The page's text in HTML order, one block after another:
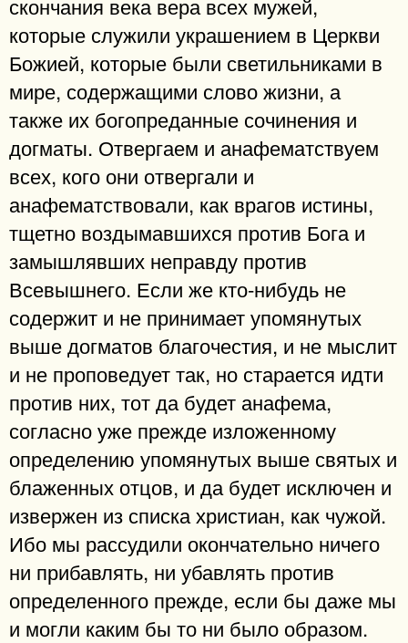
которые служили украшением в Церкви
Божией, которые были светильниками в
мире, содержащими слово жизни, а
также их богопреданные сочинения и
догматы. Отвергаем и анафематствуем
всех, кого они отвергали и
анафематствовали, как врагов истины,
тщетно воздымавшихся против Бога и
замышлявших неправду против
Всевышнего. Если же кто-нибудь не
содержит и не принимает упомянутых
выше догматов благочестия, и не мыслит
и не проповедует так, но старается идти
против них, тот да будет анафема,
согласно уже прежде изложенному
определению упомянутых выше святых и
блаженных отцов, и да будет исключен и
извержен из списка христиан, как чужой.
Ибо мы рассудили окончательно ничего
ни прибавлять, ни убавлять против
определенного прежде, если бы даже мы
и могли каким бы то ни было образом.